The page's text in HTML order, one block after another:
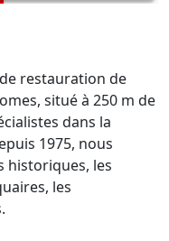
restauration de
situé à 250 m de
dans la
1975, nous
historiques, les
les